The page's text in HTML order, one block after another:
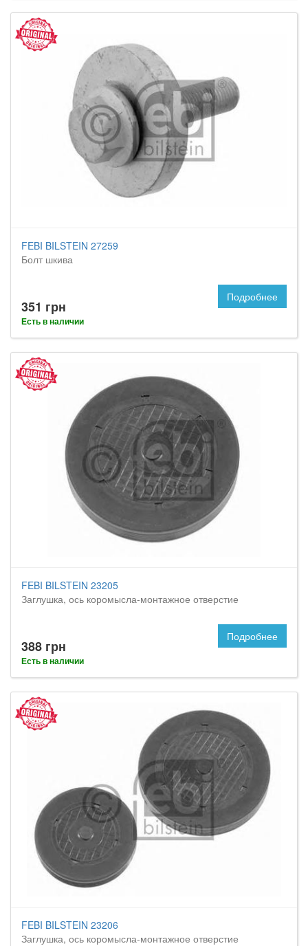
FEBI BILSTEIN 27259
Болт шкива
351 грн
Есть в наличии
Подробнее
FEBI BILSTEIN 23205
Заглушка, ось коромысла-монтажное отверстие
388 грн
Есть в наличии
Подробнее
FEBI BILSTEIN 23206
Заглушка, ось коромысла-монтажное отверстие